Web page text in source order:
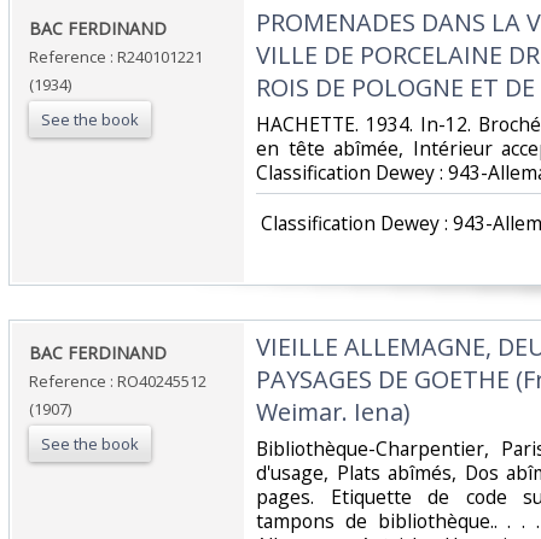
‎BAC FERDINAND‎
Reference : R240101221
(1934)
See the book
‎PROMENADES DANS LA
VILLE DE PORCELAINE
ROIS DE POLOGNE ET
‎HACHETTE. 1934. In-12.
en tête abîmée, Intérieur
Classification Dewey : 943-
Classification Dewey : 943-
‎BAC FERDINAND‎
Reference : RO40245512
(1907)
See the book
‎VIEILLE ALLEMAGNE,
PAYSAGES DE GOETHE
Weimar. Iena)‎
‎Bibliothèque-Charpentier,
d'usage, Plats abîmés, Dos
pages. Etiquette de code
tampons de bibliothèque.. . .